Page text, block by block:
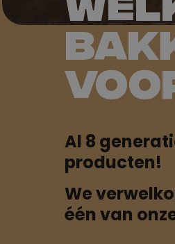
Al 8
producten!
We
één van